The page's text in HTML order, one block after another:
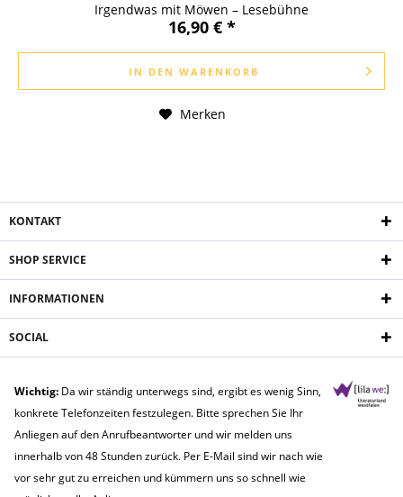
Irgendwas mit Möwen – Lesebühne
16,90 € *
IN DEN WARENKORB
Merken
KONTAKT
SHOP SERVICE
INFORMATIONEN
SOCIAL
Wichtig: Da wir ständig unterwegs sind, ergibt es wenig Sinn,
konkrete Telefonzeiten festzulegen. Bitte sprechen Sie Ihr
Anliegen auf den Anrufbeantworter und wir melden uns
innerhalb von 48 Stunden zurück. Per E-Mail sind wir nach wie
vor sehr gut zu erreichen und kümmern uns so schnell wie